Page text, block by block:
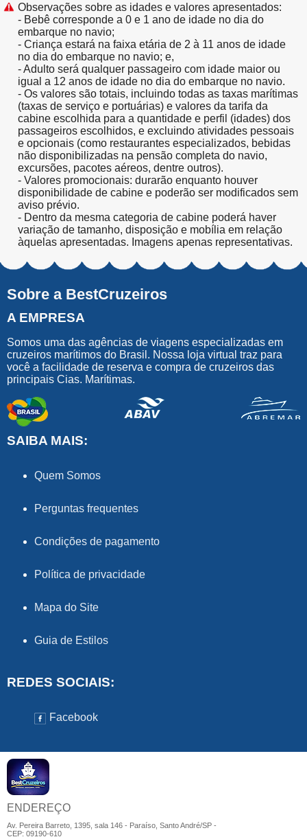
Observações sobre as idades e valores apresentados:
- Bebê corresponde a 0 e 1 ano de idade no dia do
embarque no navio;
- Criança estará na faixa etária de 2 à 11 anos de idade
no dia do embarque no navio; e,
- Adulto será qualquer passageiro com idade maior ou
igual a 12 anos de idade no dia do embarque no navio.
- Os valores são totais, incluindo todas as taxas marítimas
(taxas de serviço e portuárias) e valores da tarifa da
cabine escolhida para a quantidade e perfil (idades) dos
passageiros escolhidos, e excluindo atividades pessoais
e opcionais (como restaurantes especializados, bebidas
não disponibilizadas na pensão completa do navio,
excursões, pacotes aéreos, dentre outros).
- Valores promocionais: durarão enquanto houver
disponibilidade de cabine e poderão ser modificados sem
aviso prévio.
- Dentro da mesma categoria de cabine poderá haver
variação de tamanho, disposição e mobília em relação
àquelas apresentadas. Imagens apenas representativas.
Sobre a BestCruzeiros
A EMPRESA
Somos uma das agências de viagens especializadas em
cruzeiros marítimos do Brasil. Nossa loja virtual traz para
você a facilidade de reserva e compra de cruzeiros das
principais Cias. Marítimas.
SAIBA MAIS:
Quem Somos
Perguntas frequentes
Condições de pagamento
Política de privacidade
Mapa do Site
Guia de Estilos
REDES SOCIAIS:
Facebook
ENDEREÇO
Av. Pereira Barreto, 1395, sala 146 - Paraíso, Santo André/SP -
CEP: 09190-610